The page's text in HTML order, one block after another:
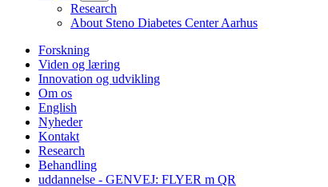
Research
About Steno Diabetes Center Aarhus
Forskning
Viden og læring
Innovation og udvikling
Om os
English
Nyheder
Kontakt
Research
Behandling
uddannelse - GENVEJ: FLYER m QR